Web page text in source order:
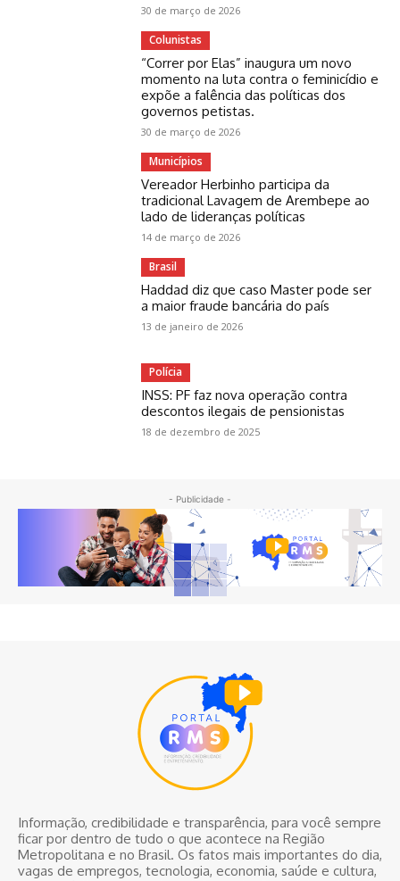
30 de março de 2026
Colunistas
“Correr por Elas” inaugura um novo
momento na luta contra o feminicídio e
expõe a falência das políticas dos
governos petistas.
30 de março de 2026
Municípios
Vereador Herbinho participa da
tradicional Lavagem de Arembepe ao
lado de lideranças políticas
14 de março de 2026
Brasil
Haddad diz que caso Master pode ser
a maior fraude bancária do país
13 de janeiro de 2026
Polícia
INSS: PF faz nova operação contra
descontos ilegais de pensionistas
18 de dezembro de 2025
- Publicidade -
Informação, credibilidade e transparência, para você sempre
ficar por dentro de tudo o que acontece na Região
Metropolitana e no Brasil. Os fatos mais importantes do dia,
vagas de empregos, tecnologia, economia, saúde e cultura,